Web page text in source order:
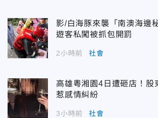
影/白海豚來襲「南澳海邊
遊客私闖被抓包開罰
2小時前 社會
高雄粵湘園4日遭砸店！股
惹感情糾紛
3小時前 社會